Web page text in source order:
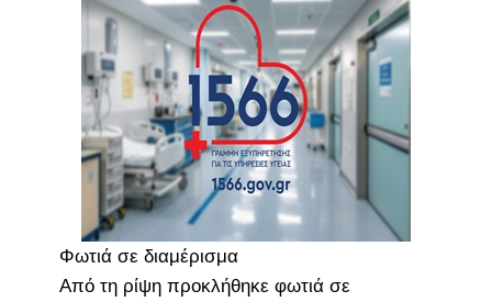
Φωτιά σε διαμέρισμα
Από τη ρίψη προκλήθηκε φωτιά σε